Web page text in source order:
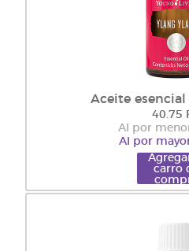
Aceite
40.75
Al por
Al por
carro